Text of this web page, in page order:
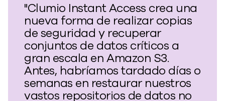
"Clumio Instant Access crea una
nueva forma de realizar copias
de seguridad y recuperar
conjuntos de datos críticos a
gran escala en Amazon S3.
Antes, habríamos tardado días o
semanas en restaurar nuestros
vastos repositorios de datos no